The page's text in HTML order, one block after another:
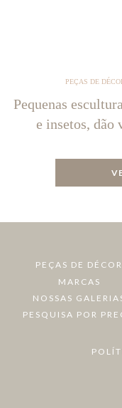
PEÇAS DE
Pequenas
e insetos, dão
PEÇAS DE DÉCOR
MARCAS
NOSSAS
PESQUISA POR